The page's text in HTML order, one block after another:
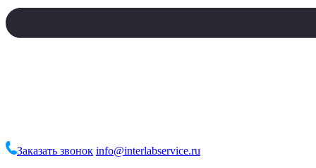
Заказать звонок info@interlabservice.ru